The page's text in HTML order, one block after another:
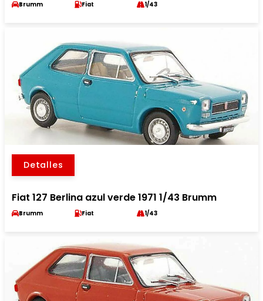
Brumm Fiat 1/43
Detalles
Fiat 127 Berlina azul verde 1971 1/43 Brumm
Brumm Fiat 1/43